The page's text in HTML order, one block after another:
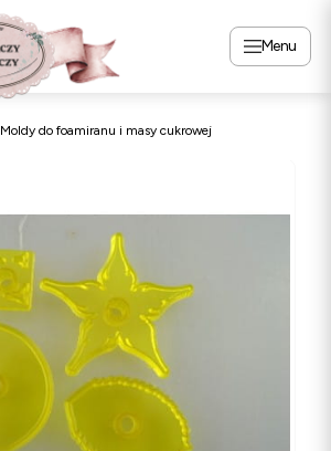
Menu
Moldy do foamiranu i masy cukrowej